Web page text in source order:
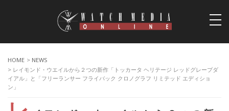
HOME > NEWS
> レイモンド・ウエイルから２つの新作「トッカータ ヘリテージ レッドグレープダ
イアル」と「フリーランサー フライバック クロノグラフ リミテッド エディショ
ン」